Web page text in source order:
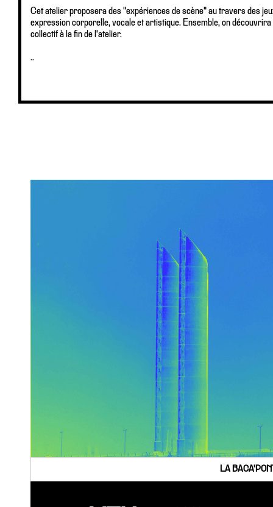
Cet atelier proposera des "expériences de scène" au travers des
expression corporelle, vocale et artistique. Ensemble, on
collectif à la fin de l'atelier.
..
LA